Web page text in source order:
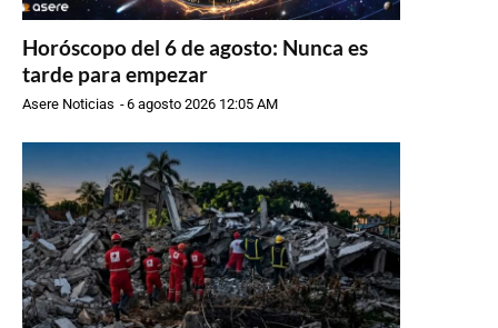
Horóscopo del 6 de agosto: Nunca es
tarde para empezar
Asere Noticias -6 agosto 2026 12:05 AM